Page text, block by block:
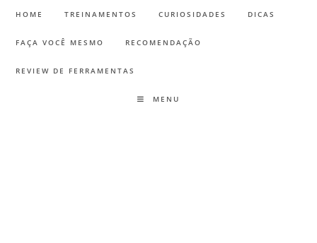
HOME TREINAMENTOS CURIOSIDADES DICAS
FAÇA VOCÊ MESMO RECOMENDAÇÃO
REVIEW DE FERRAMENTAS
MENU